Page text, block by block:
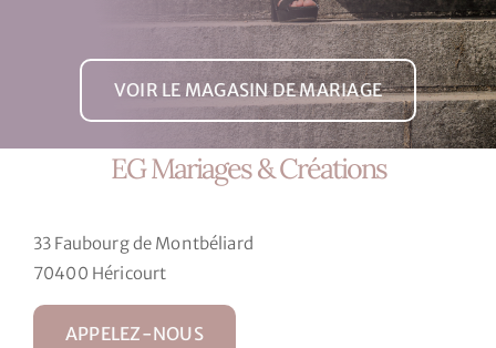
VOIR LE MAGASIN DE MARIAGE
EG Mariages & Créations
33 Faubourg de Montbéliard
70400 Héricourt
APPELEZ-NOUS